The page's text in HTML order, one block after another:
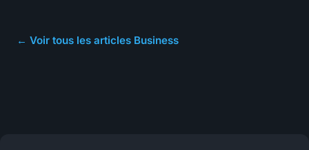
← Voir tous les articles Business